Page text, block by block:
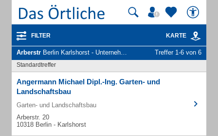
FILTER KARTE
Arberstr Berlin Karlshorst - Unternehmen und Personen Treffer 1-6 von 6
Standardtreffer
Angermann Michael Dipl.-Ing. Garten- und
Landschaftsbau
Garten- und Landschaftsbau
Arberstr. 20
10318 Berlin - Karlshorst